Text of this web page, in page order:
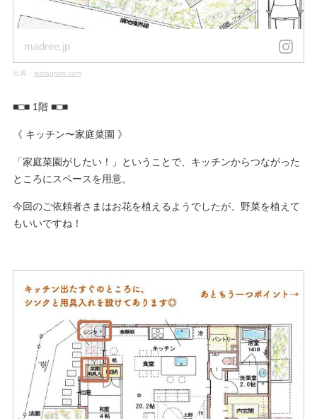
madree.jp
出典： instagram.com
■□■ 1階 ■□■
《 キッチン〜家庭菜園 》
「家庭菜園がしたい！」ということで、キッチンからつながった
ところにスペースを用意。
今回のご依頼者さまはお花を植えるようでしたが、野菜を植えて
もいいですね！